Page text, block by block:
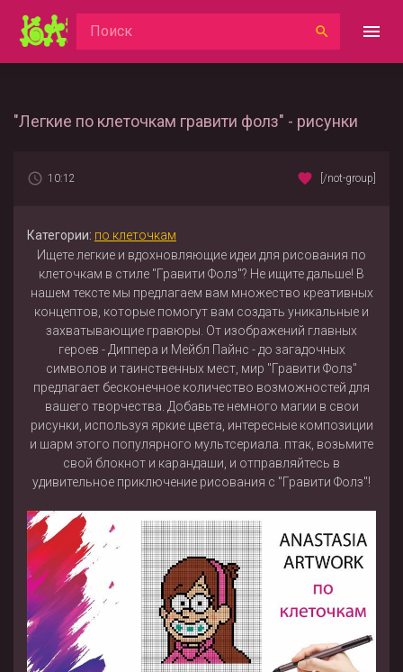
"Легкие по клеточкам гравити фолз" - рисунки
10:12 [/not-group]
Категории: по клеточкам
Ищете легкие и вдохновляющие идеи для рисования по
клеточкам в стиле "Гравити Фолз"? Не ищите дальше! В
нашем тексте мы предлагаем вам множество креативных
концептов, которые помогут вам создать уникальные и
захватывающие гравюры. От изображений главных
героев - Диппера и Мейбл Пайнс - до загадочных
символов и таинственных мест, мир "Гравити Фолз"
предлагает бесконечное количество возможностей для
вашего творчества. Добавьте немного магии в свои
рисунки, используя яркие цвета, интересные композиции
и шарм этого популярного мультсериала. птак, возьмите
свой блокнот и карандаши, и отправляйтесь в
удивительное приключение рисования с "Гравити Фолз"!